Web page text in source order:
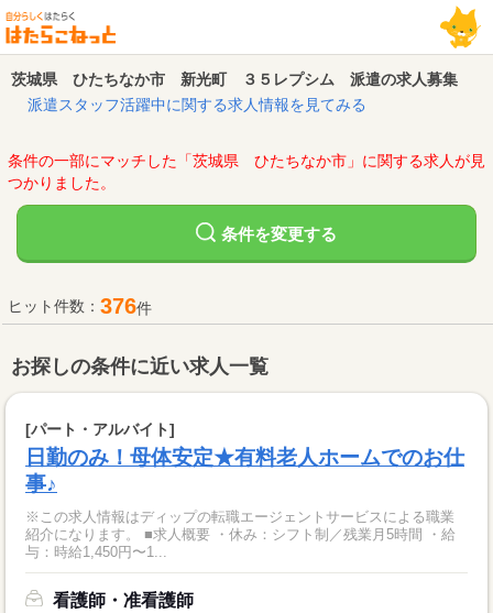
茨城県 ひたちなか市 新光町 ３５レプシム 派遣の求人募集
派遣スタッフ活躍中に関する求人情報を見てみる
条件の一部にマッチした「茨城県 ひたちなか市」に関する求人が見
つかりました。
条件を変更する
ヒット件数： 376件
お探しの条件に近い求人一覧
[パート・アルバイト]
日勤のみ！母体安定★有料老人ホームでのお仕
事♪
※この求人情報はディップの転職エージェントサービスによる職業
紹介になります。 ■求人概要 ・休み：シフト制／残業月5時間 ・給
与：時給1,450円〜1...
看護師・准看護師